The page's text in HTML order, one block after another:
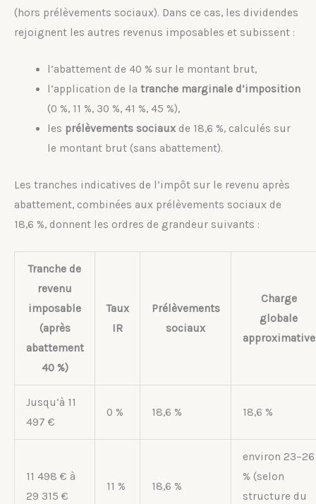
(hors prélèvements sociaux). Dans ce cas, les dividendes
rejoignent les autres revenus imposables et subissent :
l’abattement de 40 % sur le montant brut,
l’application de la tranche marginale d’imposition
(0 %, 11 %, 30 %, 41 %, 45 %),
les prélèvements sociauxde 18,6 %, calculés sur
le montant brut (sans abattement).
Les tranches indicatives de l’impôt sur le revenu après
abattement, combinées aux prélèvements sociaux de
18,6 %, donnent les ordres de grandeur suivants :
Tranche de
revenu
imposable
(après
abattement
40 %)
Taux
IR
Prélèvements
sociaux
Charge
globale
approximative
Jusqu’à 11
497 €
0 % 18,6 % 18,6 %
11 498 € à
29 315 €
11 % 18,6 %
environ 23–26
% (selon
structure du